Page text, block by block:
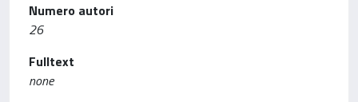
Numero autori
26
Fulltext
none